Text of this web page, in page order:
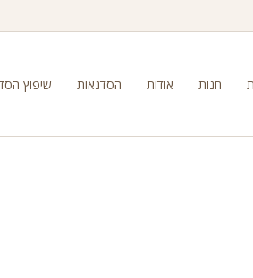
חנות אודות הסדנאות שיפוץ